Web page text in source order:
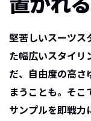
置かれ
堅苦しいスーツス
た幅広いスタイリ
だ、自由度の高さ
まうことも。そ
サンプルを即戦力